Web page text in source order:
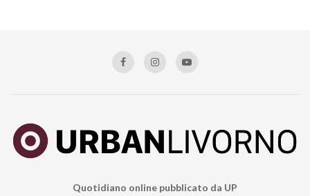
Quotidiano online pubblicato da UP